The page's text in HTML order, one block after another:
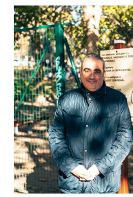
Renovación
de
tres
áreas
caninas
con
nuevos
juegos
y
aparatos